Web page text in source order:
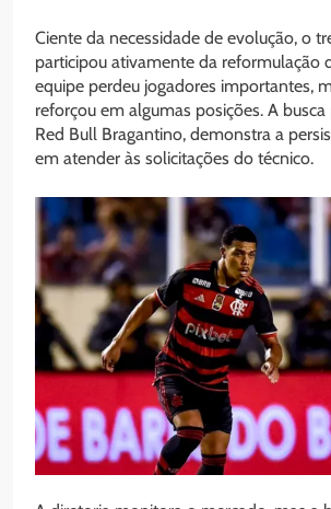
Ciente da necessidade de evolução, o
participou ativamente da reformulação
equipe perdeu jogadores importantes,
reforçou em algumas posições. A
Red Bull Bragantino, demonstra a
em atender às solicitações do técnico.